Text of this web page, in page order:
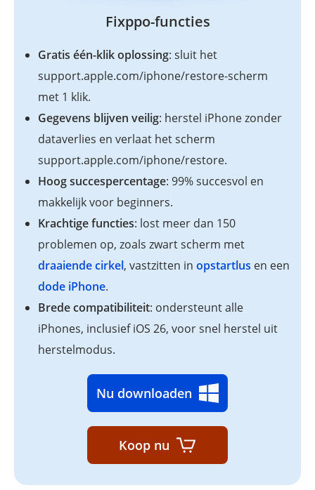
Fixppo-functies
Gratis één-klik oplossing: sluit het
support.apple.com/iphone/restore-scherm
met 1 klik.
Gegevens blijven veilig: herstel iPhone zonder
dataverlies en verlaat het scherm
support.apple.com/iphone/restore.
Hoog succespercentage: 99% succesvol en
makkelijk voor beginners.
Krachtige functies: lost meer dan 150
problemen op, zoals zwart scherm met
draaiende cirkel, vastzitten in opstartlus en een
dode iPhone.
Brede compatibiliteit: ondersteunt alle
iPhones, inclusief iOS 26, voor snel herstel uit
herstelmodus.
Nu downloaden
Koop nu